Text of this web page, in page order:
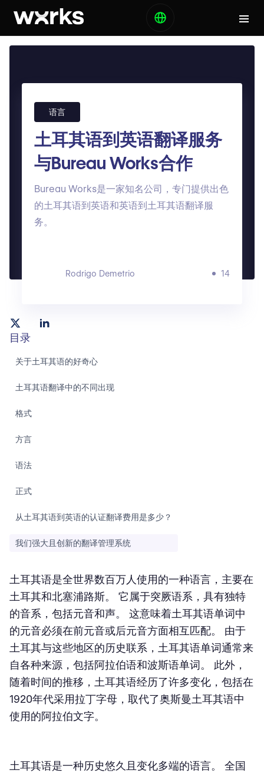
语言
土耳其语到英语翻译服务
与Bureau Works合作
Bureau Works是一家知名公司，专门提供出色
的土耳其语到英语和英语到土耳其语翻译服
务。
Rodrigo Demetrio 14
目录
关于土耳其语的好奇心
土耳其语翻译中的不同出现
格式
方言
语法
正式
从土耳其语到英语的认证翻译费用是多少？
我们强大且创新的翻译管理系统
土耳其语是全世界数百万人使用的一种语言，主要在
土耳其和北塞浦路斯。 它属于突厥语系，具有独特
的音系，包括元音和声。 这意味着土耳其语单词中
的元音必须在前元音或后元音方面相互匹配。 由于
土耳其与这些地区的历史联系，土耳其语单词通常来
自各种来源，包括阿拉伯语和波斯语单词。 此外，
随着时间的推移，土耳其语经历了许多变化，包括在
1920年代采用拉丁字母，取代了奥斯曼土耳其语中
使用的阿拉伯文字。
土耳其语是一种历史悠久且变化多端的语言。 全国